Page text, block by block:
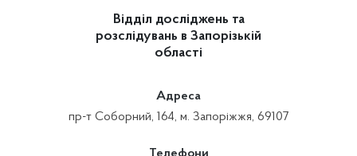
Відділ досліджень та
розслідувань в Запорізькій
області
Адреса
пр-т Соборний, 164, м. Запоріжжя, 69107